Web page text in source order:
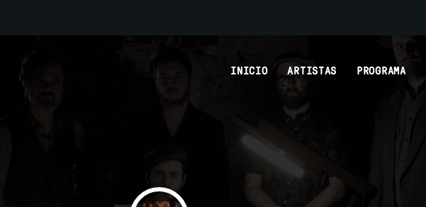
INICIO ARTISTAS PROGRAMA
MOST UPVOTED